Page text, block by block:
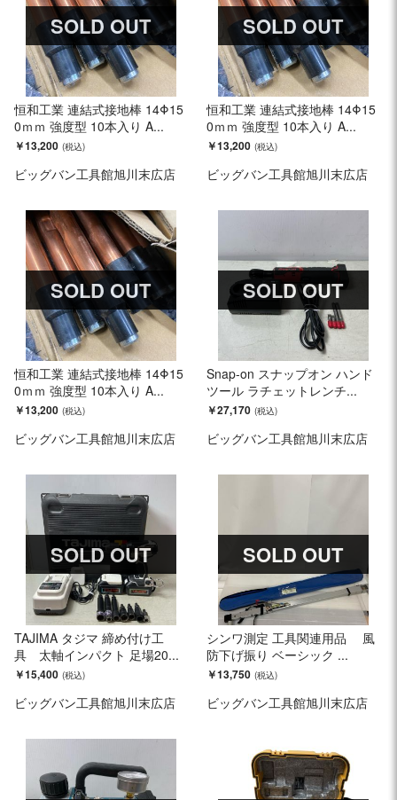
SOLD OUT
恒和工業 連結式接地棒 14Φ15
0ｍｍ 強度型 10本入り A...
￥13,200
ビッグバン工具館旭川末広店
SOLD OUT
恒和工業 連結式接地棒 14Φ15
0ｍｍ 強度型 10本入り A...
￥13,200
ビッグバン工具館旭川末広店
SOLD OUT
恒和工業 連結式接地棒 14Φ15
0ｍｍ 強度型 10本入り A...
￥13,200
ビッグバン工具館旭川末広店
SOLD OUT
Snap-on スナップオン ハンド
ツール ラチェットレンチ...
￥27,170
ビッグバン工具館旭川末広店
SOLD OUT
TAJIMA タジマ 締め付け工
具 太軸インパクト 足場20...
￥15,400
ビッグバン工具館旭川末広店
SOLD OUT
シンワ測定 工具関連用品 風
防下げ振り ベーシック ...
￥13,750
ビッグバン工具館旭川末広店